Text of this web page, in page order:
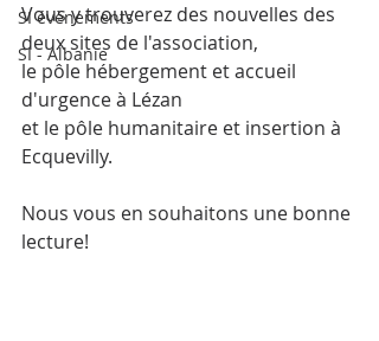
SI évènements
SI - Albanie
Vous y trouverez des nouvelles des
deux sites de l'association,
le pôle hébergement et accueil
d'urgence à Lézan
et le pôle humanitaire et insertion à
Ecquevilly.
Nous vous en souhaitons une bonne
lecture!